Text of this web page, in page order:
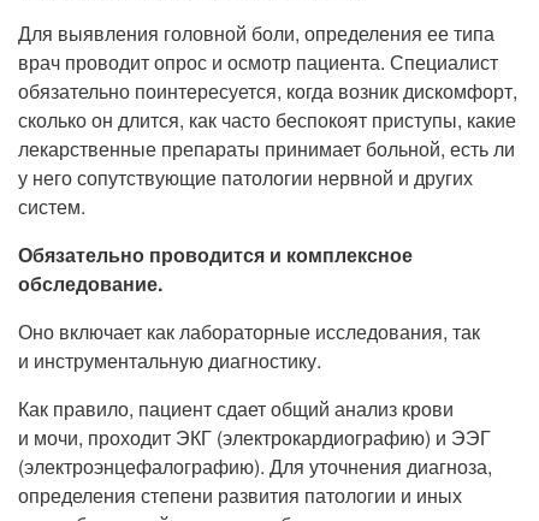
Для выявления головной боли, определения ее типа
врач проводит опрос и осмотр пациента. Специалист
обязательно поинтересуется, когда возник дискомфорт,
сколько он длится, как часто беспокоят приступы, какие
лекарственные препараты принимает больной, есть ли
у него сопутствующие патологии нервной и других
систем.
Обязательно проводится и комплексное
обследование.
Оно включает как лабораторные исследования, так
и инструментальную диагностику.
Как правило, пациент сдает общий анализ крови
и мочи, проходит ЭКГ (электрокардиографию) и ЭЭГ
(электроэнцефалографию). Для уточнения диагноза,
определения степени развития патологии и иных